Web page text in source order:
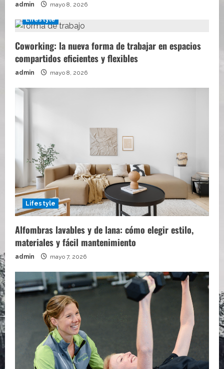
admin mayo 8, 2026
Lifestyle
Coworking: la nueva forma de trabajar en espacios
compartidos eficientes y flexibles
admin mayo 8, 2026
Lifestyle
Alfombras lavables y de lana: cómo elegir estilo,
materiales y fácil mantenimiento
admin mayo 7, 2026